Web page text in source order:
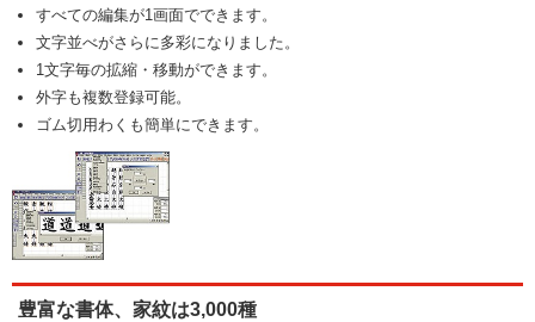
すべての編集が1画面でできます。
文字並べがさらに多彩になりました。
1文字毎の拡縮・移動ができます。
外字も複数登録可能。
ゴム切用わくも簡単にできます。
豊富な書体、家紋は3,000種